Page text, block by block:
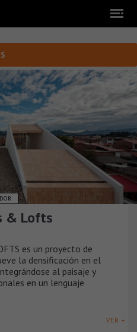
& Lofts
es un proyecto de
la densificación en el
al paisaje y
en un lenguaje
VER +